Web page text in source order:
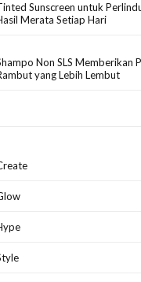
Sunscreen untuk
Merata Setiap Hari
Non SLS Memberikan
yang Lebih Lembut